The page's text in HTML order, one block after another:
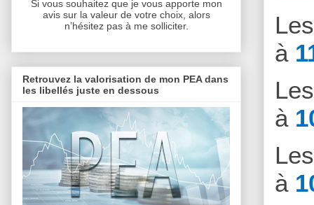
à
à
à
Si vous souhaitez que je vous apporte mon
avis sur la valeur de votre choix, alors
n’hésitez pas à me solliciter.
Retrouvez la valorisation de mon PEA dans
les libellés juste en dessous